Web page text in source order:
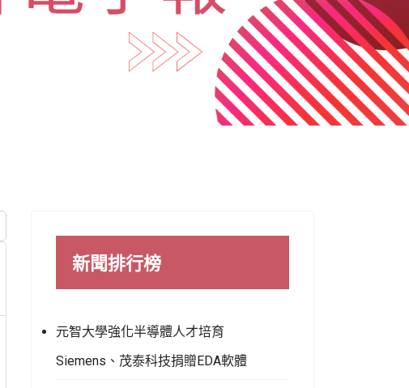
新聞排行榜
元智大學強化半導體人才培育
Siemens、茂泰科技捐贈EDA軟體